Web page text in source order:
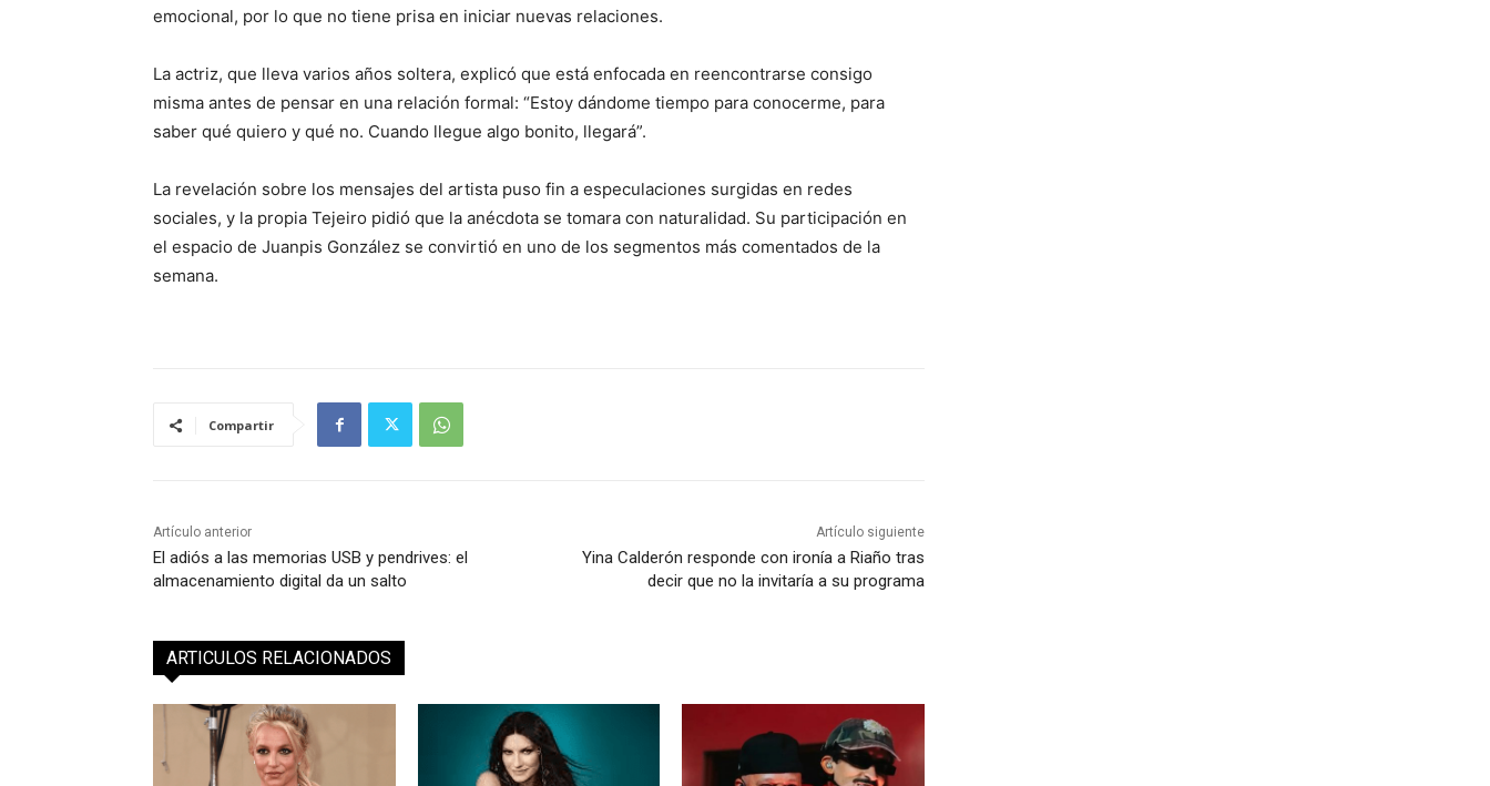
emocional, por lo que no tiene prisa en iniciar nuevas relaciones.
La actriz, que lleva varios años soltera, explicó que está enfocada en reencontrarse consigo
misma antes de pensar en una relación formal: “Estoy dándome tiempo para conocerme, para
saber qué quiero y qué no. Cuando llegue algo bonito, llegará”.
La revelación sobre los mensajes del artista puso fin a especulaciones surgidas en redes
sociales, y la propia Tejeiro pidió que la anécdota se tomara con naturalidad. Su participación en
el espacio de Juanpis González se convirtió en uno de los segmentos más comentados de la
semana.
Compartir
Artículo anterior
El adiós a las memorias USB y pendrives: el
almacenamiento digital da un salto
Artículo siguiente
Yina Calderón responde con ironía a Riaño tras
decir que no la invitaría a su programa
ARTICULOS RELACIONADOS